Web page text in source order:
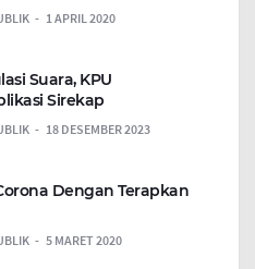
1 APRIL 2020
Suara, KPU
Sirekap
18 DESEMBER 2023
Dengan Terapkan
5 MARET 2020